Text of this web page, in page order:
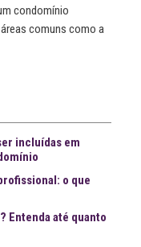
condomínio
comuns como a
incluídas em
o que
Entenda até quanto